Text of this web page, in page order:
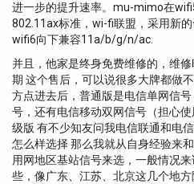
进一步的提升速率。mu-mimo在
802.11ax标准，wi-fi联盟，采用新
wifi6向下兼容11a/b/g/n/ac.
并且，他家是终身免费维修的，维
期 这个售后，可以说很多大牌都做
方点进去后，普通版是电信单网信
号，还有电信移动双网信号（担心
级版 有不少知友问我电信联通和电
怎么样选择 那么我就从自身经验来
用网地区基站信号来选，一般情况
些，像广东、江苏、北京这几个地